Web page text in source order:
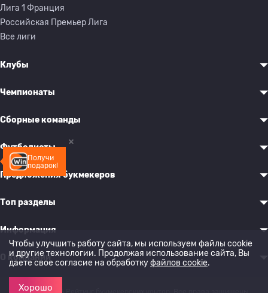
Получи
подарок!
Лига 1 Франция
Российская Премьер Лига
Все лиги
Клубы
Чемпионаты
Сборные команды
Футболисты
Предложения букмекеров
Топ разделы
Информация
О компании
Чтобы улучшить работу сайта, мы используем файлы cookie
и другие технологии. Продолжая использование сайта, Вы
даете свое согласие на обработкуфайлов cookie.
Хорошо